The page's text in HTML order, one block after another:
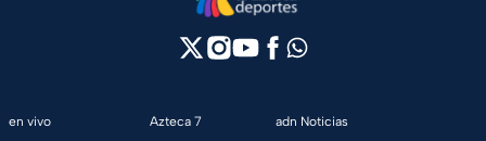
en vivo
Azteca 7
adn Noticias